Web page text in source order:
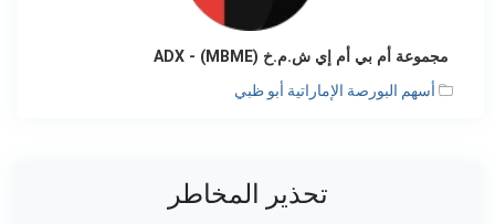
مجموعة أم بي أم إي ش.م.خ (MBME) - ADX
أسهم البورصة الإماراتية أبو ظبي
تحذير المخاطر